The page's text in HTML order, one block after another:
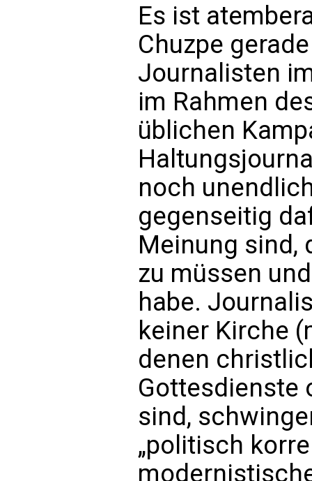
Es ist
Chuzpe
Journalisten
im Rahmen
üblichen
noch
gegenseitig
Meinung sind,
zu müssen
habe.
keiner Kirche
denen
Gottesdienste
sind,
„politisch